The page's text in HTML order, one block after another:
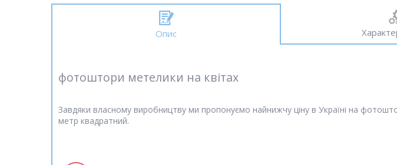
Опис
фотоштори метелики на квітах
Завдяки власному виробництву ми пропонуємо найнижчу ціну в Україні на
метр квадратний.